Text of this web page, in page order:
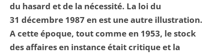
du hasard et de la nécessité. La loi du
31 décembre 1987 en est une autre illustration.
A cette époque, tout comme en 1953, le stock
des affaires en instance était critique et la